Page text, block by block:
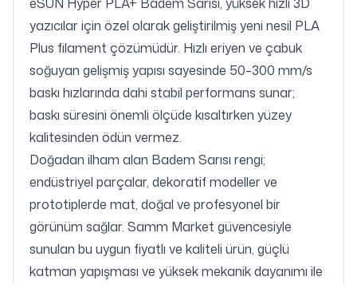
yazıcılar için özel olarak geliştirilmiş yeni nesil PLA
Plus filament çözümüdür. Hızlı eriyen ve çabuk
soğuyan gelişmiş yapısı sayesinde 50–300 mm/s
baskı hızlarında dahi stabil performans sunar;
baskı süresini önemli ölçüde kısaltırken yüzey
kalitesinden ödün vermez.
Doğadan ilham alan Badem Sarısı rengi;
endüstriyel parçalar, dekoratif modeller ve
prototiplerde mat, doğal ve profesyonel bir
görünüm sağlar. Samm Market güvencesiyle
sunulan bu uygun fiyatlı ve kaliteli ürün, güçlü
katman yapışması ve yüksek mekanik dayanımı ile